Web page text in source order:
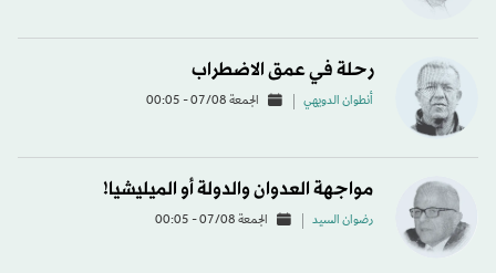
رحلة في عمق الاضطراب
أنطوان الدويهي الجمعة 07/08 - 00:05
مواجهة العدوان والدولة أو الميليشيا!
رضوان السيد الجمعة 07/08 - 00:05